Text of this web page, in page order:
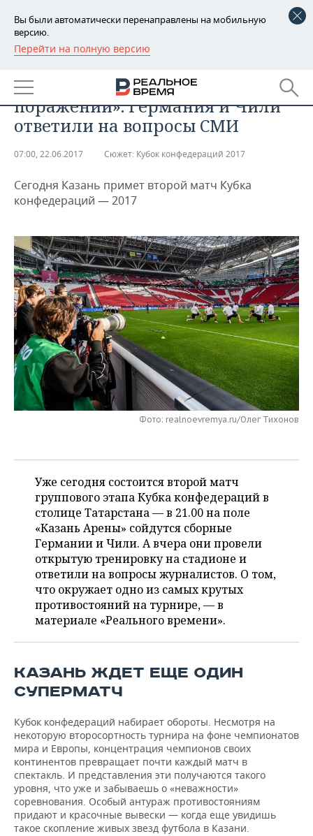
Вы были автоматически перенаправлены на мобильную
версию.
Перейти на полную версию
РЕГИОНЫ
БАШКОРТОСТАН
ТАТАРСТАН
НОВОСТИ
АНАЛИТИКА
ДЕКЛАРАЦИИ О ДОХОДАХ
КОРОЛИ ГОСЗАКАЗА ПФО
ВУЗЫ ТАТАРСТАНА
КОМУ ПРИНАДЛЕЖАТ
ТОРГОВЫЕ ЦЕНТРЫ
ТАТАРСТАНА
НОВОСТИ ЭКОНОМИКИ
ФИНАНСЫ
БАНКИ
БЮДЖЕТ
ИНВЕСТИЦИИ
ПРОМЫШЛЕННОСТЬ
НОВОСТИ
АГРОПРОМ
МАШИНОСТРОЕНИЕ
НЕФТЕХИМИЯ
НЕФТЬ
ОПК
ЭНЕРГЕТИКА
НЕДВИЖИМОСТЬ
НОВОСТИ НЕДВИЖИМОСТИ
АВТО
НОВОСТИ АВТО
БИЗНЕС
НОВОСТИ БИЗНЕСА
РОЗНИЧНАЯ ТОРГОВЛЯ
ТРАНСПОРТ
УСЛУГИ
ТЕХНОЛОГИИ
НОВОСТИ ТЕХНОЛОГИЙ
IT
МЕДИА
МЕРОПРИЯТИЯ
НОВОСТИ МЕРОПРИЯТИЙ
ВЫЕЗДНАЯ РЕДАКЦИЯ
ОТКРЫТАЯ ЛЕКЦИЯ
СПОРТ
НОВОСТИ СПОРТА
БАСКЕТБОЛ
ВОЛЕЙБОЛ
КИБЕРСПОРТ
ФИГУРНОЕ КАТАНИЕ
ВОДНЫЕ ВИДЫ СПОРТА
ОБЩЕСТВО
ИНФРАСТРУКТУРА
ИСТОРИЯ
КУЛЬТУРА
МЕДИЦИНА
ОБРАЗОВАНИЕ
СПРАВОЧНИК
СПИСОК ПЕРСОН
СПИСОК КОМПАНИЙ
ПОЛНАЯ ВЕРСИЯ
«Сто побед лучше ста
поражений». Германия и Чили
ответили на вопросы СМИ
07:00, 22.06.2017 Сюжет: Кубок конфедераций 2017
Сегодня Казань примет второй матч Кубка
конфедераций — 2017
Фото: realnoevremya.ru/Олег Тихонов
Уже сегодня состоится второй матч
группового этапа Кубка конфедераций в
столице Татарстана — в 21.00 на поле
«Казань Арены» сойдутся сборные
Германии и Чили. А вчера они провели
открытую тренировку на стадионе и
ответили на вопросы журналистов. О том,
что окружает одно из самых крутых
противостояний на турнире, — в
материале «Реального времени».
КАЗАНЬ ЖДЕТ ЕЩЕ ОДИН
СУПЕРМАТЧ
Кубок конфедераций набирает обороты. Несмотря на
некоторую второсортность турнира на фоне чемпионатов
мира и Европы, концентрация чемпионов своих
континентов превращает почти каждый матч в
спектакль. И представления эти получаются такого
уровня, что уже и забываешь о «неважности»
соревнования. Особый антураж противостояниям
придают и красочные вывески — когда еще увидишь
такое скопление живых звезд футбола в Казани.